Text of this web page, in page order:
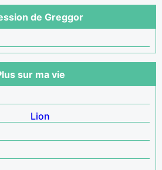
de Greggor
sur ma vie
Lion